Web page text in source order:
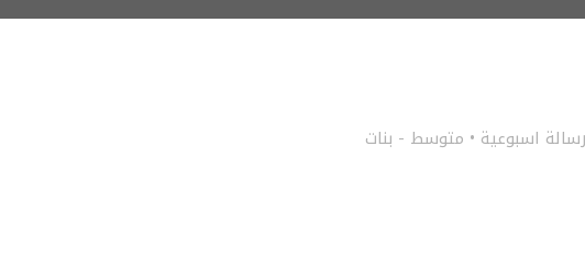
رسالة اسبوعية • متوسط - بنات